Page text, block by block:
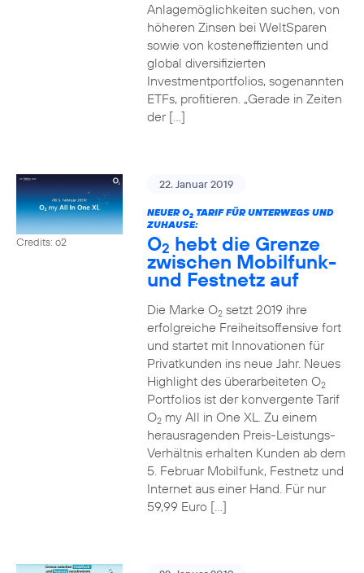
Anlagemöglichkeiten suchen, von
höheren Zinsen bei WeltSparen
sowie von kosteneffizienten und
global diversifizierten
Investmentportfolios, sogenannten
ETFs, profitieren. „Gerade in Zeiten
der […]
Credits: o2
22. Januar 2019
NEUER O2TARIF FÜR UNTERWEGS UND
ZUHAUSE:
O2 hebt die Grenze
zwischen Mobilfunk-
und Festnetz auf
Die Marke O2setzt 2019 ihre
erfolgreiche Freiheitsoffensive fort
und startet mit Innovationen für
Privatkunden ins neue Jahr. Neues
Highlight des überarbeiteten O2
Portfolios ist der konvergente Tarif
O2my All in One XL. Zu einem
herausragenden Preis-Leistungs-
Verhältnis erhalten Kunden ab dem
5. Februar Mobilfunk, Festnetz und
Internet aus einer Hand. Für nur
59,99 Euro […]